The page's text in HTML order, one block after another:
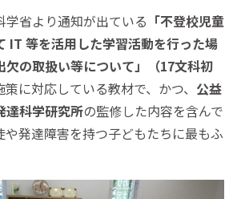
学省より通知が出ている 「不登校児童
IT 等を活用した学習活動を行った場
欠の取扱い等について」（17文科初
策に対応している教材で、かつ、 公益
達科学研究所の監修した内容を含んで
や発達障害を持つ子どもたちに最もふ